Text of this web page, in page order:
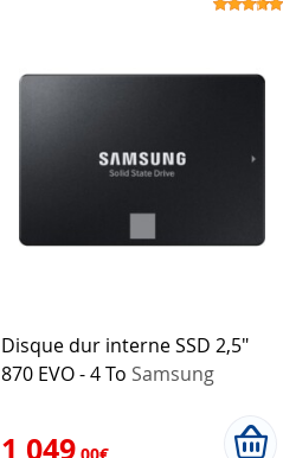
Disque dur interne SSD 2,5"
870 EVO - 4 To Samsung
1 049,00€